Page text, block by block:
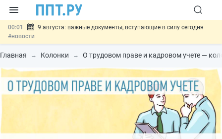
00:01
9 августа: важные документы, вступающие в силу сегодня
#новости
07.08 Подписан закон о блокировке продажи опасных товаров через
«Честный знак»#новости
07.08 Госпошлину за устранение ошибок в документах предлагают
отменить#новости
Разработают единые критерии трудовых и ГПХ-
Главная Колонки О трудовом праве и кадровом учете —